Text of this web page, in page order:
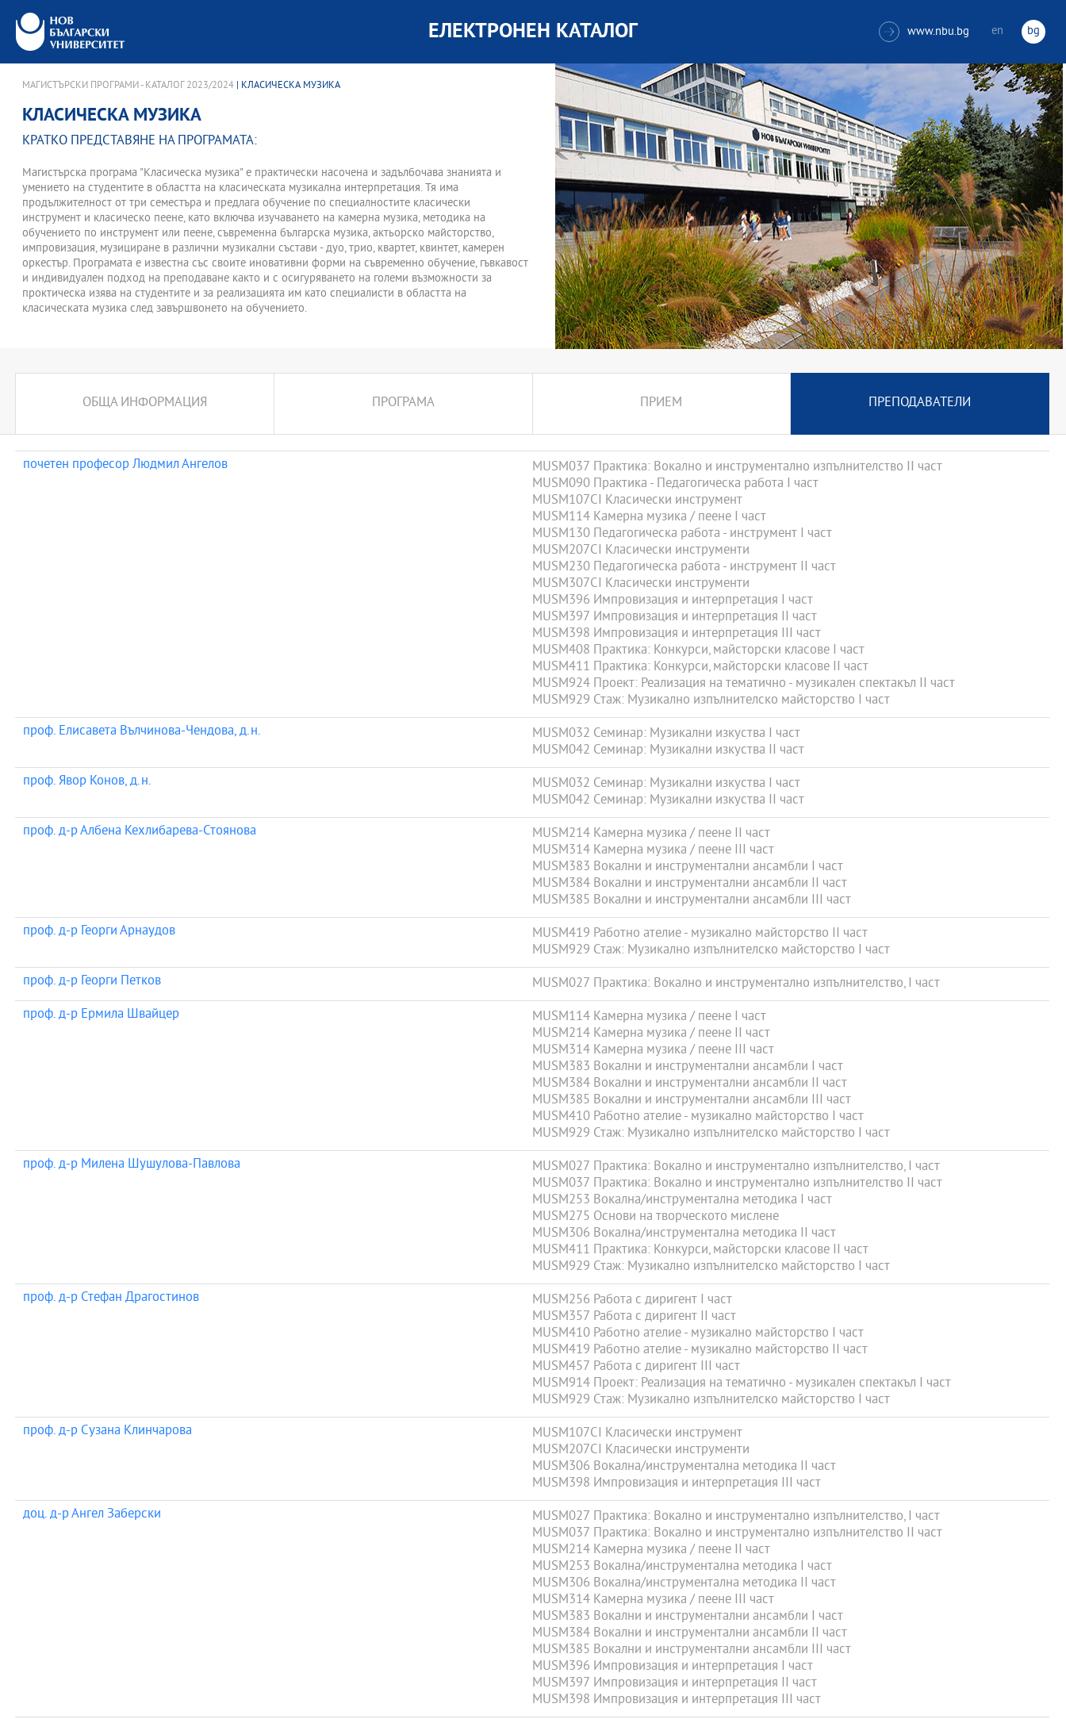
ЕЛЕКТРОНЕН КАТАЛОГ  www.nbu.bg en bg
МАГИСТЪРСКИ ПРОГРАМИ - КАТАЛОГ 2023/2024 | КЛАСИЧЕСКА МУЗИКА
КЛАСИЧЕСКА МУЗИКА
КРАТКО ПРЕДСТАВЯНЕ НА ПРОГРАМАТА:
Магистърска програма "Класическа музика" е практически насочена и задълбочава знанията и
умението на студентите в областта на класическата музикална интерпретация. Тя има
продължителност от три семестъра и предлага обучение по специалностите класически
инструмент и класическо пеене, като включва изучаването на камерна музика, методика на
обучението по инструмент или пеене, съвременна българска музика, актьорско майсторство,
импровизация, музициране в различни музикални състави - дуо, трио, квартет, квинтет, камерен
оркестър. Програмата е известна със своите иновативни форми на съвременно обучение, гъвкавост
и индивидуален подход на преподаване както и с осигуряването на големи възможности за
проктическа изява на студентите и за реализацията им като специалисти в областта на
класическата музика след завършвонeто на обучението.
ОБЩА ИНФОРМАЦИЯ ПРОГРАМА ПРИЕМ ПРЕПОДАВАТЕЛИ
почетен професор Людмил Ангелов
MUSM037 Практика: Вокално и инструментално изпълнителство II част
MUSM090 Практика - Педагогическа работа І част
MUSM107CI Класически инструмент
MUSM114 Камерна музика / пеене I част
MUSM130 Педагогическа работа - инструмент I част
MUSM207CI Класически инструменти
MUSM230 Педагогическа работа - инструмент ІІ част
MUSM307CI Класически инструменти
MUSM396 Импровизация и интерпретация I част
MUSM397 Импровизация и интерпретация II част
MUSM398 Импровизация и интерпретация III част
MUSM408 Практика: Конкурси, майсторски класове I част
MUSM411 Практика: Конкурси, майсторски класове II част
MUSM924 Проект: Реализация на тематично - музикален спектакъл II част
MUSM929 Стаж: Музикално изпълнителско майсторство I част
проф. Елисавета Вълчинова-Чендова, д.н.
MUSM032 Семинар: Музикални изкуства I част
MUSM042 Семинар: Музикални изкуства II част
проф. Явор Конов, д.н.
MUSM032 Семинар: Музикални изкуства I част
MUSM042 Семинар: Музикални изкуства II част
проф. д-р Албена Кехлибарева-Стоянова
MUSM214 Камерна музика / пеене ІІ част
MUSM314 Камерна музика / пеене ІІІ част
MUSM383 Вокални и инструментални ансамбли I част
MUSM384 Вокални и инструментални ансамбли II част
MUSM385 Вокални и инструментални ансамбли III част
проф. д-р Георги Арнаудов
MUSM419 Работно ателие - музикално майсторство II част
MUSM929 Стаж: Музикално изпълнителско майсторство I част
проф. д-р Георги Петков
MUSM027 Практика: Вокално и инструментално изпълнителство, I част
проф. д-р Ермила Швайцер
MUSM114 Камерна музика / пеене I част
MUSM214 Камерна музика / пеене ІІ част
MUSM314 Камерна музика / пеене ІІІ част
MUSM383 Вокални и инструментални ансамбли I част
MUSM384 Вокални и инструментални ансамбли II част
MUSM385 Вокални и инструментални ансамбли III част
MUSM410 Работно ателие - музикално майсторство I част
MUSM929 Стаж: Музикално изпълнителско майсторство I част
проф. д-р Милена Шушулова-Павлова
MUSM027 Практика: Вокално и инструментално изпълнителство, I част
MUSM037 Практика: Вокално и инструментално изпълнителство II част
MUSM253 Вокална/инструментална методика I част
MUSM275 Основи на творческото мислене
MUSM306 Вокална/инструментална методика II част
MUSM411 Практика: Конкурси, майсторски класове II част
MUSM929 Стаж: Музикално изпълнителско майсторство I част
проф. д-р Стефан Драгостинов
MUSM256 Работа с диригент I част
MUSM357 Работа с диригент II част
MUSM410 Работно ателие - музикално майсторство I част
MUSM419 Работно ателие - музикално майсторство II част
MUSM457 Работа с диригент III част
MUSM914 Проект: Реализация на тематично - музикален спектакъл I част
MUSM929 Стаж: Музикално изпълнителско майсторство I част
проф. д-р Сузана Клинчарова
MUSM107CI Класически инструмент
MUSM207CI Класически инструменти
MUSM306 Вокална/инструментална методика II част
MUSM398 Импровизация и интерпретация III част
доц. д-р Ангел Заберски
MUSM027 Практика: Вокално и инструментално изпълнителство, I част
MUSM037 Практика: Вокално и инструментално изпълнителство II част
MUSM214 Камерна музика / пеене ІІ част
MUSM253 Вокална/инструментална методика I част
MUSM306 Вокална/инструментална методика II част
MUSM314 Камерна музика / пеене ІІІ част
MUSM383 Вокални и инструментални ансамбли I част
MUSM384 Вокални и инструментални ансамбли II част
MUSM385 Вокални и инструментални ансамбли III част
MUSM396 Импровизация и интерпретация I част
MUSM397 Импровизация и интерпретация II част
MUSM398 Импровизация и интерпретация III част